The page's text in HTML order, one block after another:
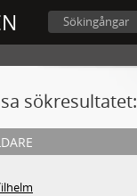
Sökingångar
sökresultatet: